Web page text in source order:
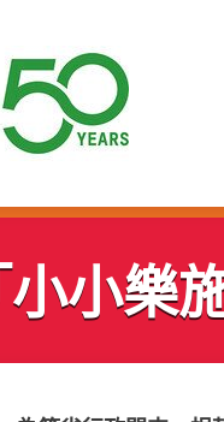
小樂